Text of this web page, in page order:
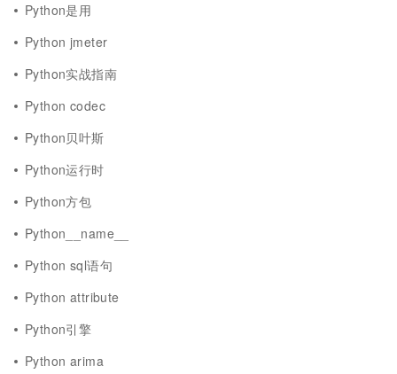
Python是用
Python jmeter
Python实战指南
Python codec
Python贝叶斯
Python运行时
Python方包
Python__name__
Python sql语句
Python attribute
Python引擎
Python arima